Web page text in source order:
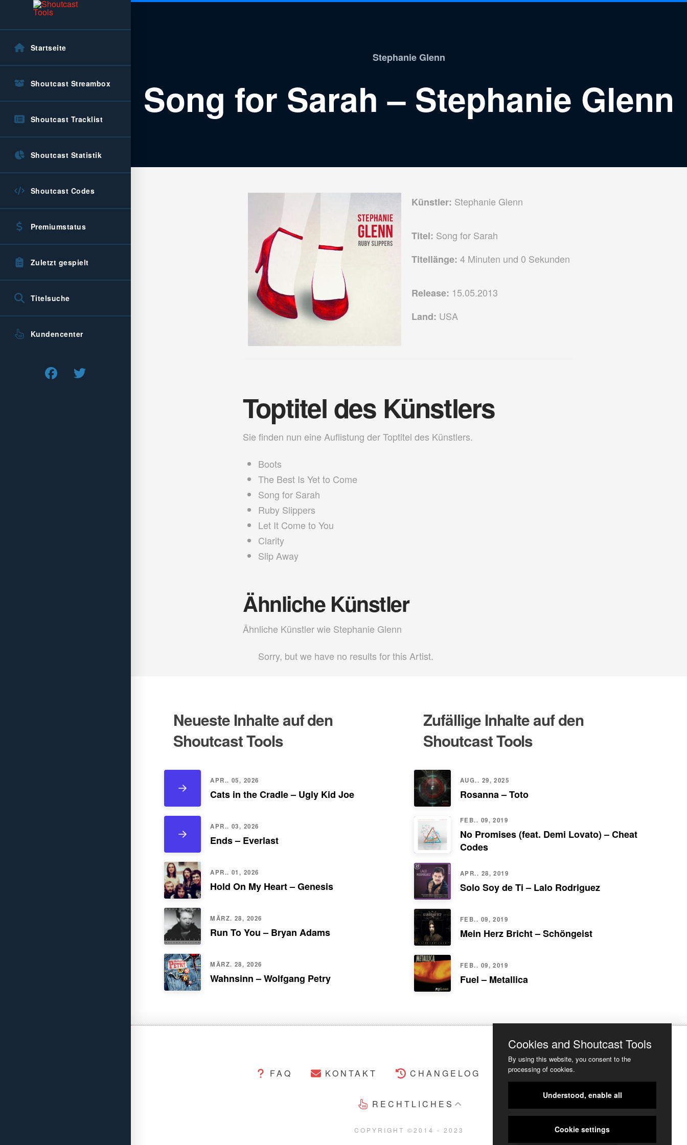
Startseite
Shoutcast Streambox
Shoutcast Tracklist
Shoutcast Statistik
Shoutcast Codes
Premiumstatus
Zuletzt gespielt
Titelsuche
Kundencenter
Stephanie Glenn
Song for Sarah – Stephanie Glenn
Künstler: Stephanie Glenn
Titel: Song for Sarah
Titellänge: 4 Minuten und 0 Sekunden
Release: 15.05.2013
Land: USA
Toptitel des Künstlers
Sie finden nun eine Auflistung der Toptitel des Künstlers.
Boots
The Best Is Yet to Come
Song for Sarah
Ruby Slippers
Let It Come to You
Clarity
Slip Away
Ähnliche Künstler
Ähnliche Künstler wie Stephanie Glenn
Sorry, but we have no results for this Artist.
Neueste Inhalte auf den
Shoutcast Tools
APR.. 05, 2026
Cats in the Cradle – Ugly Kid Joe
APR.. 03, 2026
Ends – Everlast
APR.. 01, 2026
Hold On My Heart – Genesis
MÄRZ. 28, 2026
Run To You – Bryan Adams
MÄRZ. 28, 2026
Wahnsinn – Wolfgang Petry
Zufällige Inhalte auf den
Shoutcast Tools
AUG.. 29, 2025
Rosanna – Toto
FEB.. 09, 2019
No Promises (feat. Demi Lovato) – Cheat
Codes
APR.. 28, 2019
Solo Soy de Ti – Lalo Rodriguez
FEB.. 09, 2019
Mein Herz Bricht – Schöngeist
FEB.. 09, 2019
Fuel – Metallica
FAQ KONTAKT CHANGELOG COOKIES
RECHTLICHES
COPYRIGHT ©2014 - 2023
Cookies and Shoutcast Tools
By using this website, you consent to the
processing of cookies.
Understood, enable all
Cookie settings